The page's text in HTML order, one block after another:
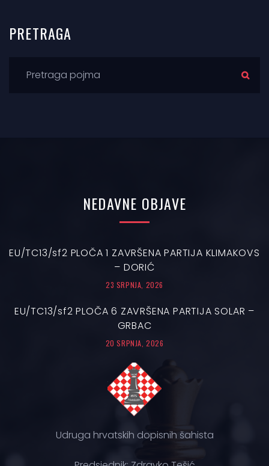
PRETRAGA
NEDAVNE OBJAVE
EU/TC13/sf2 PLOČA 1 ZAVRŠENA PARTIJA KLIMAKOVS
– DORIĆ
23 SRPNJA, 2026
EU/TC13/sf2 PLOČA 6 ZAVRŠENA PARTIJA SOLAR –
GRBAC
20 SRPNJA, 2026
Udruga hrvatskih dopisnih šahista